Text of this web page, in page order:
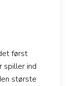
først
spiller ind
største